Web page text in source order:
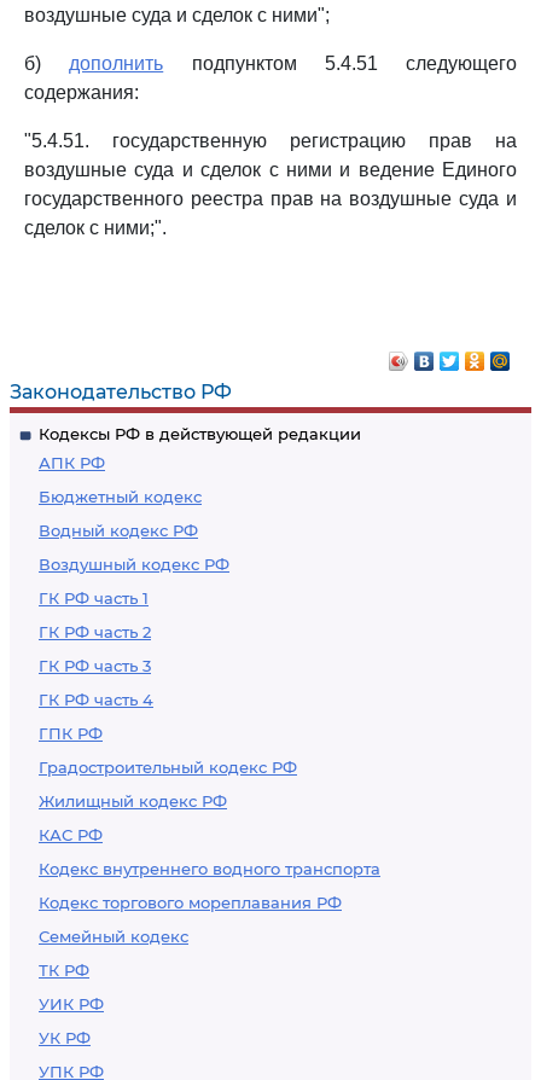
Законодательство РФ
Кодексы РФ в действующей редакции
АПК РФ
Бюджетный кодекс
Водный кодекс РФ
Воздушный кодекс РФ
ГК РФ часть 1
ГК РФ часть 2
ГК РФ часть 3
ГК РФ часть 4
ГПК РФ
Градостроительный кодекс РФ
Жилищный кодекс РФ
КАС РФ
Кодекс внутреннего водного транспорта
Кодекс торгового мореплавания РФ
Семейный кодекс
ТК РФ
УИК РФ
УК РФ
УПК РФ
воздушные суда и сделок с ними";
б) дополнить подпунктом 5.4.51 следующего
содержания:
"5.4.51. государственную регистрацию прав на
воздушные суда и сделок с ними и ведение Единого
государственного реестра прав на воздушные суда и
сделок с ними;".